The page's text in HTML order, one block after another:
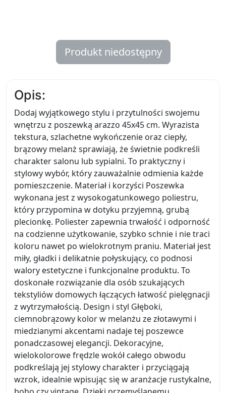
Produkt niedostępny
Opis:
Dodaj wyjątkowego stylu i przytulności swojemu
wnętrzu z poszewką arazzo 45x45 cm. Wyrazista
tekstura, szlachetne wykończenie oraz ciepły,
brązowy melanż sprawiają, że świetnie podkreśli
charakter salonu lub sypialni. To praktyczny i
stylowy wybór, który zauważalnie odmienia każde
pomieszczenie. Materiał i korzyści Poszewka
wykonana jest z wysokogatunkowego poliestru,
który przypomina w dotyku przyjemną, grubą
plecionkę. Poliester zapewnia trwałość i odporność
na codzienne użytkowanie, szybko schnie i nie traci
koloru nawet po wielokrotnym praniu. Materiał jest
miły, gładki i delikatnie połyskujący, co podnosi
walory estetyczne i funkcjonalne produktu. To
doskonałe rozwiązanie dla osób szukających
tekstyliów domowych łączących łatwość pielęgnacji
z wytrzymałością. Design i styl Głęboki,
ciemnobrązowy kolor w melanżu ze złotawymi i
miedzianymi akcentami nadaje tej poszewce
ponadczasowej elegancji. Dekoracyjne,
wielokolorowe frędzle wokół całego obwodu
podkreślają jej stylowy charakter i przyciągają
wzrok, idealnie wpisując się w aranżacje rustykalne,